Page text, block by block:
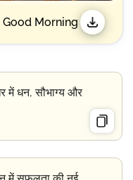
Morning
में धन, सौभाग्य और